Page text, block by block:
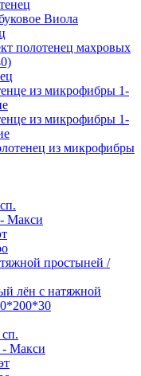
Виола
полотенец махровых
из микрофибры 1-
из микрофибры 1-
из микрофибры
Макси
простыней /
лён с натяжной
Макси